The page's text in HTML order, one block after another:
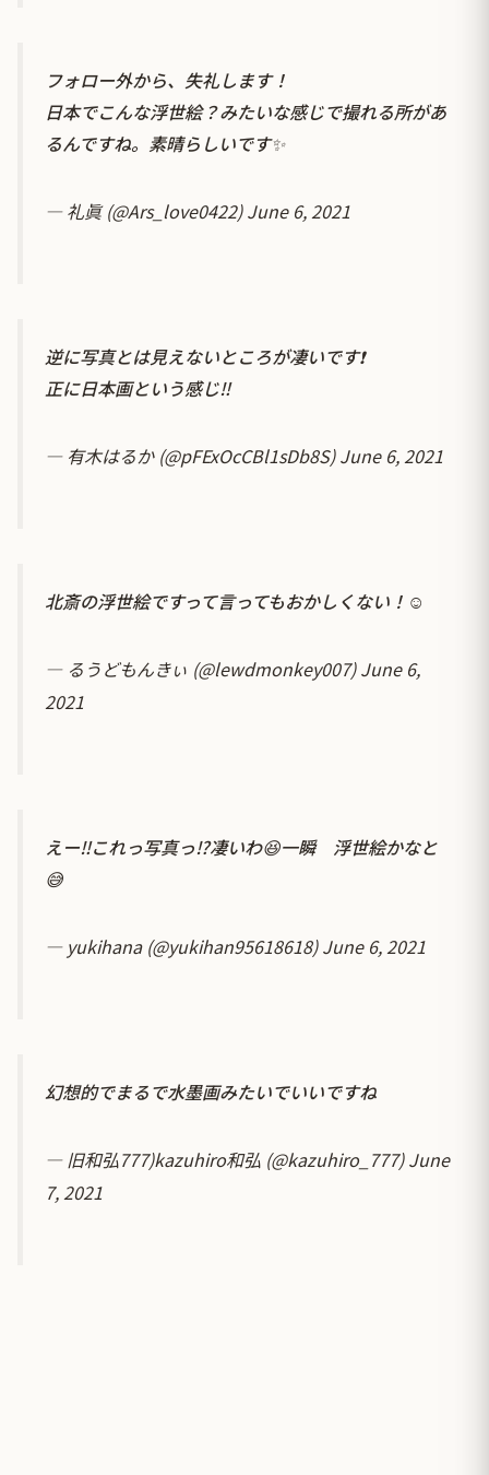
フォロー外から、失礼します！
日本でこんな浮世絵？みたいな感じで撮れる所があ
るんですね。素晴らしいです✨
— 礼眞 (@Ars_love0422)June 6, 2021
逆に写真とは見えないところが凄いです❗️
正に日本画という感じ‼️
— 有木はるか (@pFExOcCBl1sDb8S)June 6, 2021
北斎の浮世絵ですって言ってもおかしくない！☺️
— るうどもんきぃ (@lewdmonkey007)June 6,
2021
えー‼️これっ写真っ⁉️凄いわ😆一瞬 浮世絵かなと
😅
— yukihana (@yukihan95618618)June 6, 2021
幻想的でまるで水墨画みたいでいいですね
— 旧和弘777)kazuhiro和弘 (@kazuhiro_777)June
7, 2021